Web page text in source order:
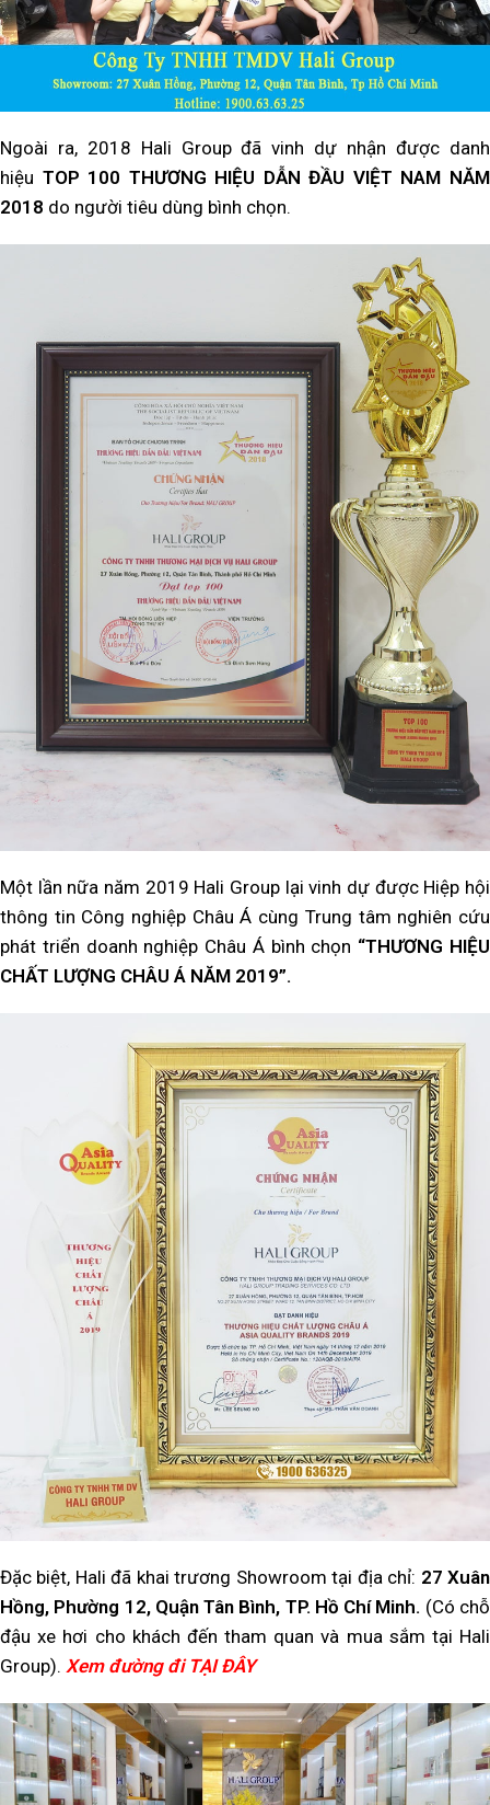
Ngoài ra, 2018 Hali Group đã vinh dự nhận được danh
hiệu TOP 100 THƯƠNG HIỆU DẪN ĐẦU VIỆT NAM NĂM
2018 do người tiêu dùng bình chọn.
Một lần nữa năm 2019 Hali Group lại vinh dự được Hiệp hội
thông tin Công nghiệp Châu Á cùng Trung tâm nghiên cứu
phát triển doanh nghiệp Châu Á bình chọn “THƯƠNG HIỆU
CHẤT LƯỢNG CHÂU Á NĂM 2019”.
Đặc biệt, Hali đã khai trương Showroom tại địa chỉ: 27 Xuân
Hồng, Phường 12, Quận Tân Bình, TP. Hồ Chí Minh. (Có chỗ
đậu xe hơi cho khách đến tham quan và mua sắm tại Hali
Group). Xem đường đi TẠI ĐÂY